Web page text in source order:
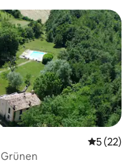
5 (22)
Wunderschönes Bauernhaus im Grünen